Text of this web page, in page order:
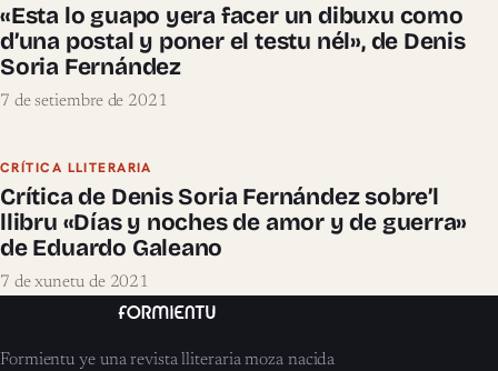
«Esta lo guapo yera facer un dibuxu como
d’una postal y poner el testu nél», de Denis
Soria Fernández
7 de setiembre de 2021
CRÍTICA LLITERARIA
Crítica de Denis Soria Fernández sobre’l
llibru «Días y noches de amor y de guerra»
de Eduardo Galeano
7 de xunetu de 2021
Formientu ye una revista lliteraria moza nacida